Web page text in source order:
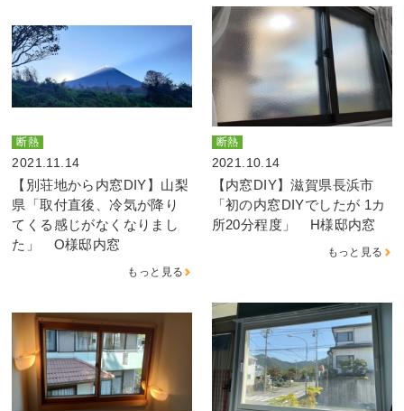
断熱
2021.11.14
【別荘地から内窓DIY】山梨
県「取付直後、冷気が降り
てくる感じがなくなりまし
た」 O様邸内窓
もっと見る
断熱
2021.10.14
【内窓DIY】滋賀県長浜市
「初の内窓DIYでしたが 1カ
所20分程度」 H様邸内窓
もっと見る